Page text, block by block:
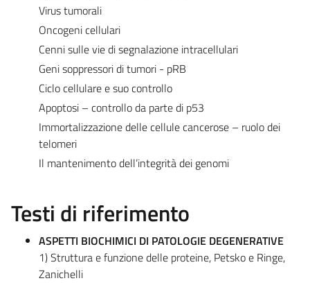
Virus tumorali
Oncogeni cellulari
Cenni sulle vie di segnalazione intracellulari
Geni soppressori di tumori - pRB
Ciclo cellulare e suo controllo
Apoptosi – controllo da parte di p53
Immortalizzazione delle cellule cancerose – ruolo dei
telomeri
Il mantenimento dell’integrità dei genomi
Testi di riferimento
ASPETTI BIOCHIMICI DI PATOLOGIE DEGENERATIVE
1) Struttura e funzione delle proteine, Petsko e Ringe,
Zanichelli